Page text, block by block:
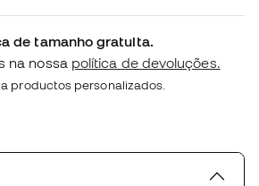
de tamanho gratuita.
na nossa política de devoluções.
productos personalizados.